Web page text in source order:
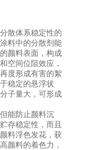
散体系稳定性的
料中的分散剂能
颜料表面，构成
空间位阻效应，
度形成有害的絮
稳定的悬浮状
子量大，可形成
能防止颜料沉
存稳定性，而且
料浮色发花，获
颜料的着色力，